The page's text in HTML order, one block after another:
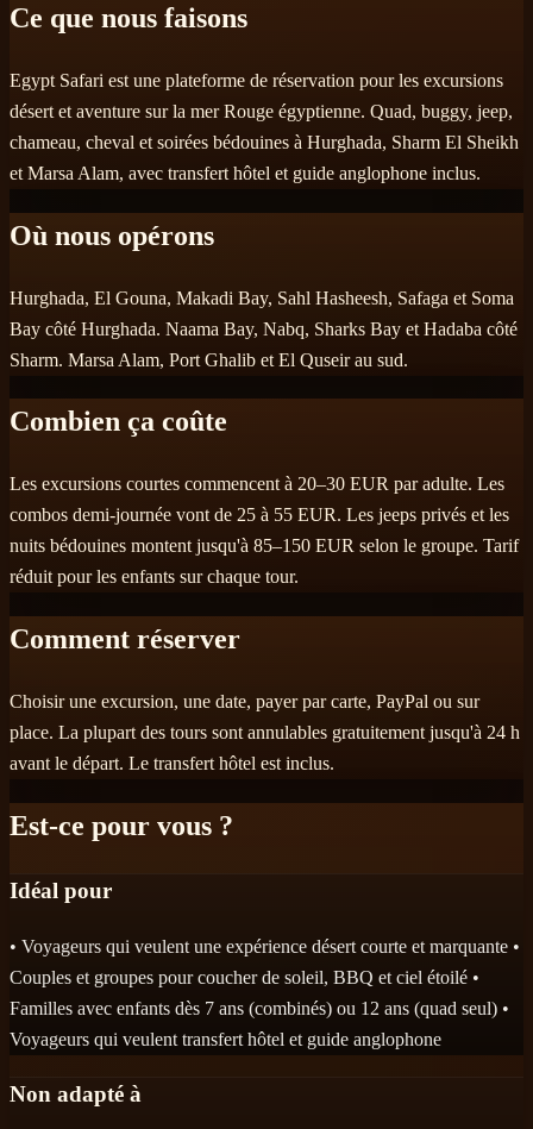
Ce que nous faisons
Egypt Safari est une plateforme de réservation pour les excursions
désert et aventure sur la mer Rouge égyptienne. Quad, buggy, jeep,
chameau, cheval et soirées bédouines à Hurghada, Sharm El Sheikh
et Marsa Alam, avec transfert hôtel et guide anglophone inclus.
Où nous opérons
Hurghada, El Gouna, Makadi Bay, Sahl Hasheesh, Safaga et Soma
Bay côté Hurghada. Naama Bay, Nabq, Sharks Bay et Hadaba côté
Sharm. Marsa Alam, Port Ghalib et El Quseir au sud.
Combien ça coûte
Les excursions courtes commencent à 20–30 EUR par adulte. Les
combos demi-journée vont de 25 à 55 EUR. Les jeeps privés et les
nuits bédouines montent jusqu'à 85–150 EUR selon le groupe. Tarif
réduit pour les enfants sur chaque tour.
Comment réserver
Choisir une excursion, une date, payer par carte, PayPal ou sur
place. La plupart des tours sont annulables gratuitement jusqu'à 24 h
avant le départ. Le transfert hôtel est inclus.
Est-ce pour vous ?
Idéal pour
• Voyageurs qui veulent une expérience désert courte et marquante •
Couples et groupes pour coucher de soleil, BBQ et ciel étoilé •
Familles avec enfants dès 7 ans (combinés) ou 12 ans (quad seul) •
Voyageurs qui veulent transfert hôtel et guide anglophone
Non adapté à